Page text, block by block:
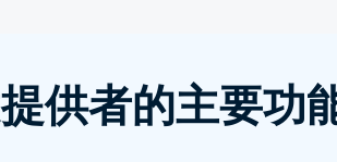
供者的主要功